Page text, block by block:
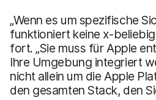
„Wenn es um spezifische
funktioniert keine x-
fort. „Sie muss für Apple
Ihre Umgebung integriert
nicht allein um die Apple
den gesamten Stack, den